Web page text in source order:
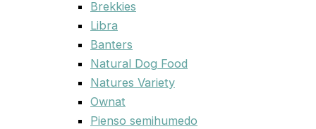
Brekkies
Libra
Banters
Natural Dog Food
Natures Variety
Ownat
Pienso semihumedo